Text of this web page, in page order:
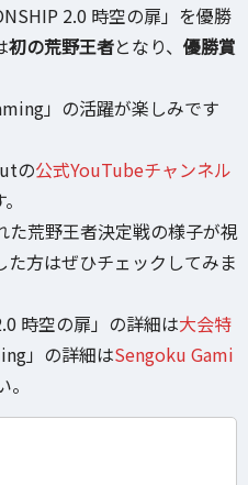
2.0 時空の扉」を優勝
初の荒野王者となり、 優勝賞
」の活躍が楽しみです
の公式YouTubeチャンネル
荒野王者決定戦の様子が視
方はぜひチェックしてみま
時空の扉」の詳細は大会特
」の詳細はSengoku Gami